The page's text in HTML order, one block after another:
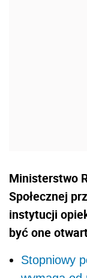
Ministerstwo
Społecznej
instytucji
być one
Stopniowy